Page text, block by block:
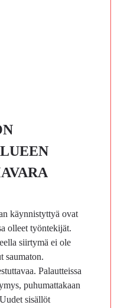
käynnistyttyä ovat
olleet työntekijät.
siirtymä ei ole
saumaton.
Palautteissa
puhumattakaan
sisällöt